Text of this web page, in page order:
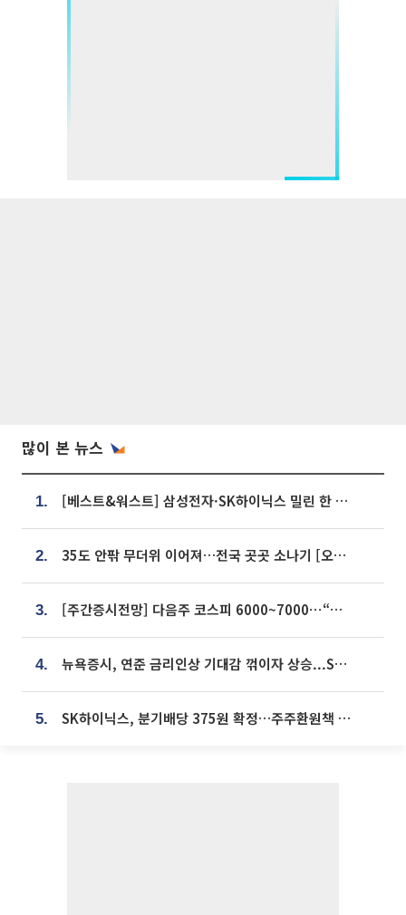
많이 본 뉴스
1. [베스트&워스트] 삼성전자·SK하이닉스 밀린 한 주…상상인증권은 85% 급등
2. 35도 안팎 무더위 이어져…전국 곳곳 소나기 [오늘 날씨]
3. [주간증시전망] 다음주 코스피 6000~7000⋯“外人 수급은 정책이 변수”
4. 뉴욕증시, 연준 금리인상 기대감 꺾이자 상승...S&P500 사상 최고치 [종합]
5. SK하이닉스, 분기배당 375원 확정…주주환원책 9월로 앞당겨 발표